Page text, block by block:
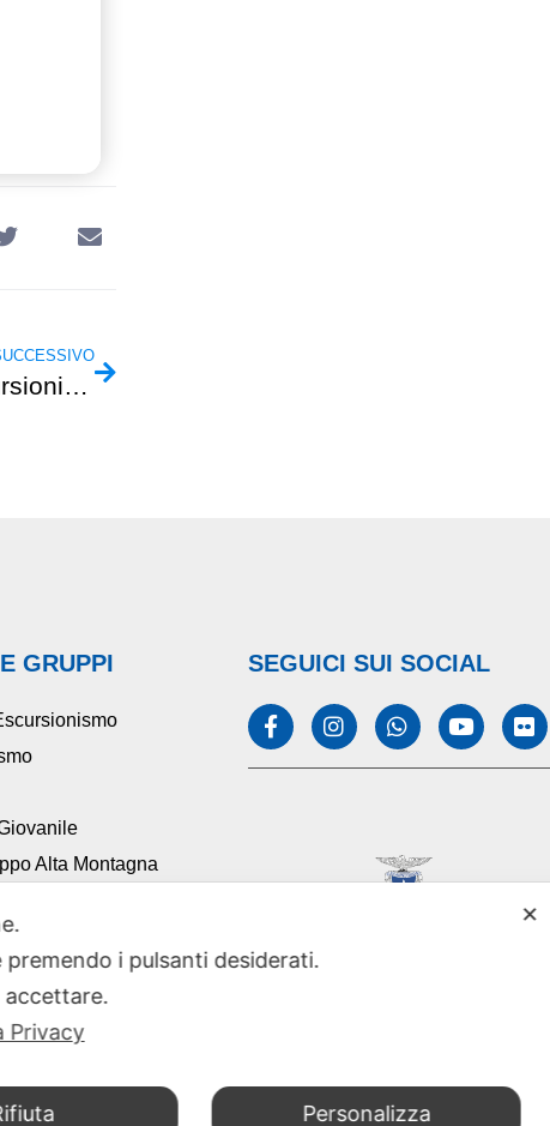
Domenica 9 Febbraio – Escursionismo – Scalinate di La Spezia
GRUPPI
Alta Montagna
Ambiente Montano
Sezionale
SEGUICI SUI SOCIAL
✕
i pulsanti desiderati.
accettare.
Privacy
Personalizza